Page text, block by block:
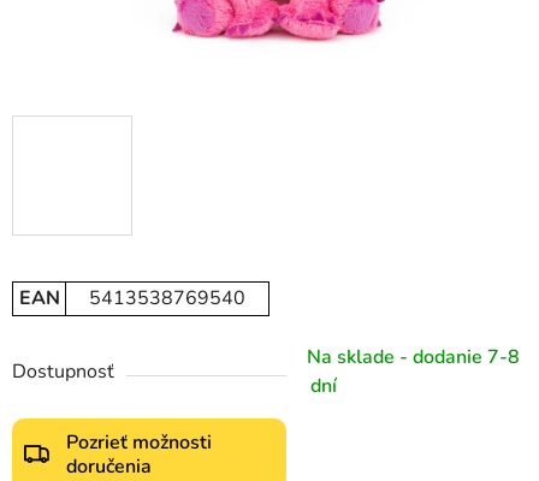
EAN 5413538769540
Dostupnosť
Na sklade - dodanie 7-8
dní
Pozrieť možnosti
doručenia